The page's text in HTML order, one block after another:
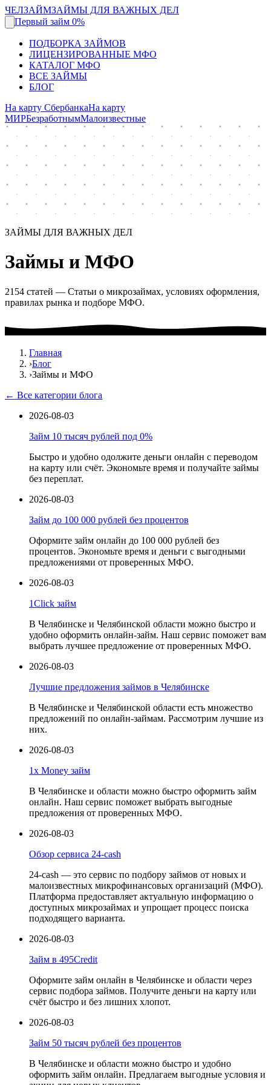
ЧЕЛЗАЙМЗАЙМЫ ДЛЯ ВАЖНЫХ ДЕЛ
Первый займ 0%
ПОДБОРКА ЗАЙМОВ
ЛИЦЕНЗИРОВАННЫЕ МФО
КАТАЛОГ МФО
ВСЕ ЗАЙМЫ
БЛОГ
На карту СбербанкаНа карту
МИРБезработнымМалоизвестные
ЗАЙМЫ ДЛЯ ВАЖНЫХ ДЕЛ
Займы и МФО
2154 статей — Статьи о микрозаймах, условиях оформления,
правилах рынка и подборе МФО.
Главная
›Блог
›Займы и МФО
← Все категории блога
2026-08-03
Займ 10 тысяч рублей под 0%
Быстро и удобно одолжите деньги онлайн с переводом
на карту или счёт. Экономьте время и получайте займы
без переплат.
2026-08-03
Займ до 100 000 рублей без процентов
Оформите займ онлайн до 100 000 рублей без
процентов. Экономьте время и деньги с выгодными
предложениями от проверенных МФО.
2026-08-03
1Click займ
В Челябинске и Челябинской области можно быстро и
удобно оформить онлайн-займ. Наш сервис поможет вам
выбрать лучшее предложение от проверенных МФО.
2026-08-03
Лучшие предложения займов в Челябинске
В Челябинске и Челябинской области есть множество
предложений по онлайн-займам. Рассмотрим лучшие из
них.
2026-08-03
1x Money займ
В Челябинске и области можно быстро оформить займ
онлайн. Наш сервис поможет выбрать выгодные
предложения от проверенных МФО.
2026-08-03
Обзор сервиса 24-cash
24-cash — это сервис по подбору займов от новых и
малоизвестных микрофинансовых организаций (МФО).
Платформа предоставляет актуальную информацию о
доступных микрозаймах и упрощает процесс поиска
подходящего варианта.
2026-08-03
Займ в 495Credit
Оформите займ онлайн в Челябинске и области через
сервис подбора займов. Получите деньги на карту или
счёт быстро и без лишних хлопот.
2026-08-03
Займ 50 тысяч рублей без процентов
В Челябинске и области можно быстро и удобно
оформить займ онлайн. Предлагаем выгодные условия и